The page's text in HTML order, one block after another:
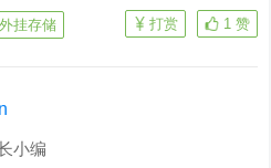
挂存储 1 赞
打赏
小编